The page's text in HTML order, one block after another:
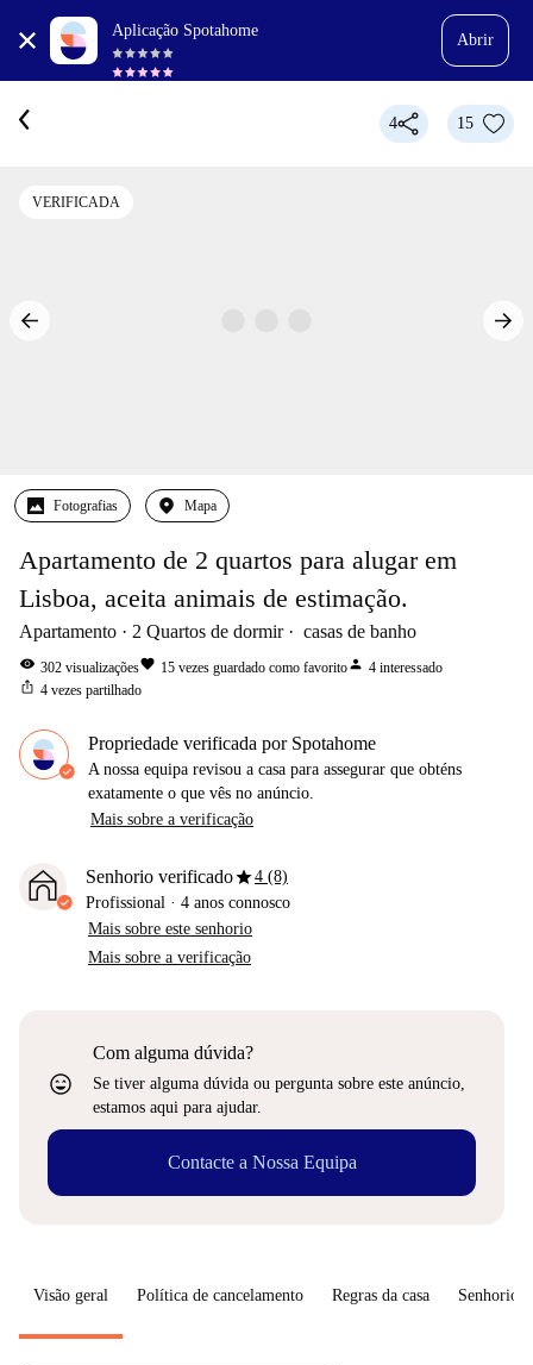
Aplicação Spotahome
Abrir
4 15
VERIFICADA
Fotografias Mapa
Apartamento de 2 quartos para alugar em
Lisboa, aceita animais de estimação.
Apartamento 2 Quartos de dormir casas de banho
visibility 302 visualizaçõesfavorite 15 vezes guardado como favoritoperson 4 interessado
ios_share 4 vezes partilhado
Propriedade verificada por Spotahome
A nossa equipa revisou a casa para assegurar que obténs
exatamente o que vês no anúncio.
Mais sobre a verificação
Senhorio verificadostar4 (8)
Profissional · 4 anos connosco
Mais sobre este senhorio
Mais sobre a verificação
sentiment_very_satisfied
Com alguma dúvida?
Se tiver alguma dúvida ou pergunta sobre este anúncio,
estamos aqui para ajudar.
Contacte a Nossa Equipa
Visão geral Política de cancelamento Regras da casa Senhorio